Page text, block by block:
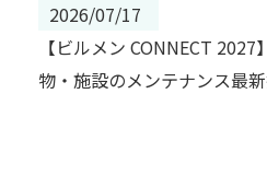
2026/07/17
【ビルメン CONNECT
物・施設のメンテナンス最